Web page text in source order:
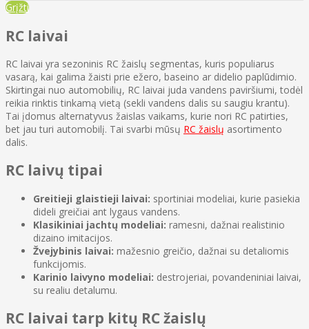
Grįžti
RC laivai
RC laivai yra sezoninis RC žaislų segmentas, kuris populiarus
vasarą, kai galima žaisti prie ežero, baseino ar didelio paplūdimio.
Skirtingai nuo automobilių, RC laivai juda vandens paviršiumi, todėl
reikia rinktis tinkamą vietą (sekli vandens dalis su saugiu krantu).
Tai įdomus alternatyvus žaislas vaikams, kurie nori RC patirties,
bet jau turi automobilį. Tai svarbi mūsų RC žaislų asortimento
dalis.
RC laivų tipai
Greitieji glaistieji laivai: sportiniai modeliai, kurie pasiekia
dideli greičiai ant lygaus vandens.
Klasikiniai jachtų modeliai: ramesni, dažnai realistinio
dizaino imitacijos.
Žvejybinis laivai: mažesnio greičio, dažnai su detaliomis
funkcijomis.
Karinio laivyno modeliai: destrojeriai, povandeniniai laivai,
su realiu detalumu.
RC laivai tarp kitų RC žaislų